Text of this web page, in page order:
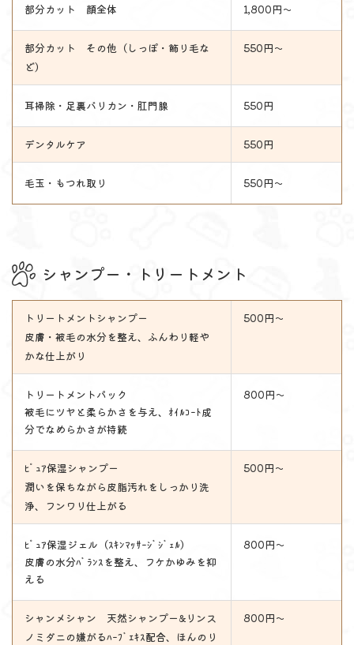
部分カット 顔全体 1,800円～
部分カット その他（しっぽ・飾り毛な
ど）
550円～
耳掃除・足裏バリカン・肛門腺 550円
デンタルケア 550円
毛玉・もつれ取り 550円～
シャンプー・トリートメント
トリートメントシャンプー
皮膚・被毛の水分を整え、ふんわり軽や
かな仕上がり
500円～
トリートメントパック
被毛にツヤと柔らかさを与え、ｵｲﾙｺｰﾄ成
分でなめらかさが持続
800円～
ﾋﾟｭｱ保湿シャンプー
潤いを保ちながら皮脂汚れをしっかり洗
浄、フンワリ仕上がる
500円～
ﾋﾟｭｱ保湿ジェル（ｽｷﾝﾏｯｻｰｼﾞｼﾞｪﾙ）
皮膚の水分ﾊﾞﾗﾝｽを整え、フケかゆみを抑
える
800円～
シャンメシャン 天然シャンプー&リンス
ノミダニの嫌がるﾊｰﾌﾞｴｷｽ配合、ほんのり
800円～